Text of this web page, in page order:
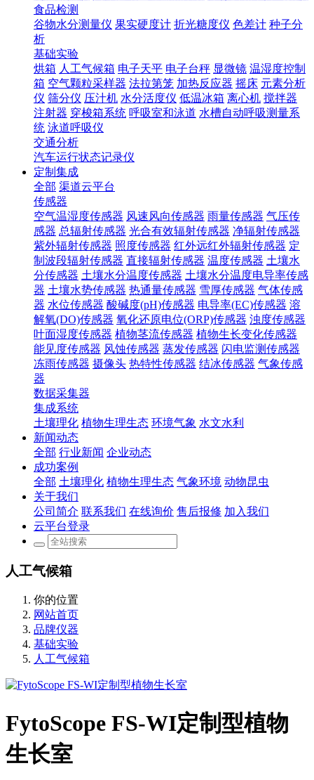
食品检测
谷物水分测量仪 果实硬度计 折光糖度仪 色差计 种子分
析
基础实验
烘箱 人工气候箱 电子天平 电子台秤 显微镜 温湿度控制
箱 空气颗粒采样器 法拉第笼 加热反应器 摇床 元素分析
仪 筛分仪 压汁机 水分活度仪 低温冰箱 离心机 搅拌器
注射器 穿梭箱系统 呼吸室和泳道 水槽自动呼吸测量系
统 泳道呼吸仪
交通分析
汽车运行状态记录仪
定制集成
全部 渠道云平台
传感器
空气温湿度传感器 风速风向传感器 雨量传感器 气压传
感器 总辐射传感器 光合有效辐射传感器 净辐射传感器
紫外辐射传感器 照度传感器 红外远红外辐射传感器 定
制波段辐射传感器 直接辐射传感器 温度传感器 土壤水
分传感器 土壤水分温度传感器 土壤水分温度电导率传感
器 土壤水势传感器 热通量传感器 雪厚传感器 气体传感
器 水位传感器 酸碱度(pH)传感器 电导率(EC)传感器 溶
解氧(DO)传感器 氧化还原电位(ORP)传感器 浊度传感器
叶面湿度传感器 植物茎流传感器 植物生长变化传感器
能见度传感器 风蚀传感器 蒸发传感器 闪电监测传感器
冻雨传感器 摄像头 热特性传感器 结冰传感器 气象传感
器
数据采集器
集成系统
土壤理化 植物生理生态 环境气象 水文水利
新闻动态
全部 行业新闻 企业动态
成功案例
全部 土壤理化 植物生理生态 气象环境 动物昆虫
关于我们
公司简介 联系我们 在线询价 售后报修 加入我们
云平台登录
人工气候箱
你的位置
网站首页
品牌仪器
基础实验
人工气候箱
FytoScope FS-WI定制型植物
生长室